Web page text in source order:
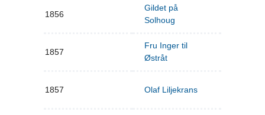
1856
Gildet på
Solhoug
1857
Fru Inger til
Østråt
1857 Olaf Liljekrans